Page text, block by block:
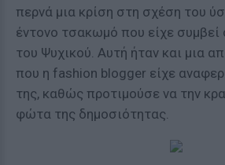
περνά μια κρίση στη σχέση του
έντονο τσακωμό που είχε
του Ψυχικού. Αυτή ήταν και μια
που η fashion blogger είχε
της, καθώς προτιμούσε να την
φώτα της δημοσιότητας.